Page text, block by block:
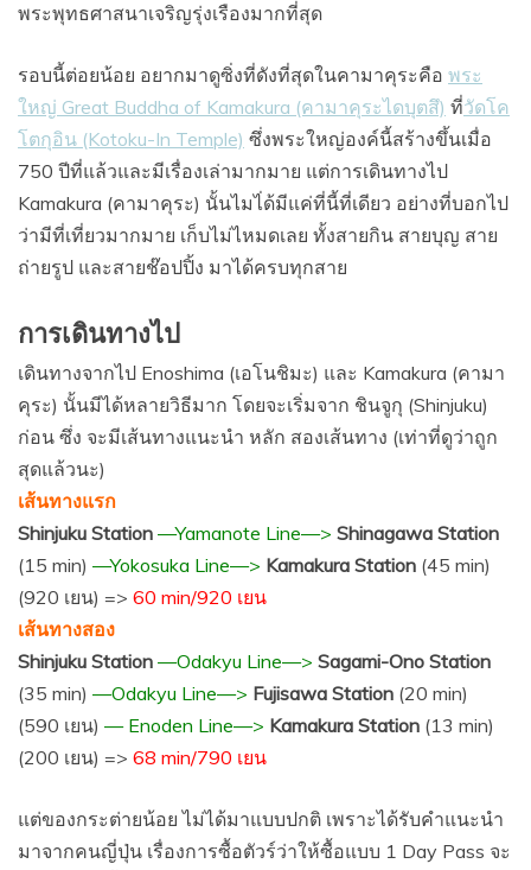
พระพุทธศาสนาเจริญรุ่งเรืองมากที่สุด
รอบนี้ต่อยน้อย อยากมาดูซิ่งที่ดังที่สุดในคามาคุระคือ พระ
ใหญ่ Great Buddha of Kamakura (คามาคุระไดบุตสึ) ที่วัดโค
โตกุอิน (Kotoku-In Temple) ซึ่งพระใหญ่องค์นี้สร้างขึ้นเมื่อ
750 ปีที่แล้วและมีเรื่องเล่ามากมาย แต่การเดินทางไป
Kamakura (คามาคุระ) นั้นไมไ่ด้มีแค่ที่นี้ที่เดียว อย่างที่บอกไป
ว่ามีที่เที่ยวมากมาย เก็บไม่ไหมดเลย ทั้งสายกิน สายบุญ สาย
ถ่ายรูป และสายช๊อปปิ้ง มาได้ครบทุกสาย
การเดินทางไป
เดินทางจากไป Enoshima (เอโนชิมะ) และ Kamakura (คามา
คุระ) นั้นมีได้หลายวิธีมาก โดยจะเริ่มจาก ชินจูกุ (Shinjuku)
ก่อน ซึ่ง จะมีเส้นทางแนะนำ หลัก สองเส้นทาง (เท่าที่ดูว่าถูก
สุดแล้วนะ)
เส้นทางแรก
Shinjuku Station —Yamanote Line—> Shinagawa Station
(15 min) —Yokosuka Line—> Kamakura Station (45 min)
(920 เยน) => 60 min/920 เยน
เส้นทางสอง
Shinjuku Station —Odakyu Line—> Sagami-Ono Station
(35 min) —Odakyu Line—> Fujisawa Station (20 min)
(590 เยน) — Enoden Line—> Kamakura Station (13 min)
(200 เยน) => 68 min/790 เยน
แต่ของกระต่ายน้อย ไม่ได้มาแบบปกติ เพราะได้รับคำแนะนำ
มาจากคนญี่ปุ่น เรื่องการซื้อตัวร์ว่าให้ซื้อแบบ 1 Day Pass จะ